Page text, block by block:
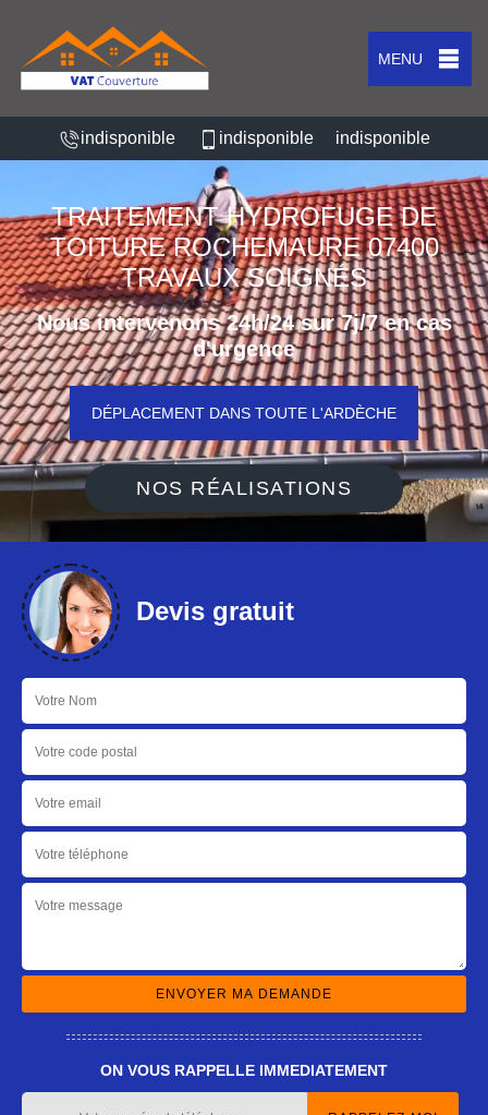
MENU
indisponible indisponible indisponible
TRAITEMENT HYDROFUGE DE
TOITURE ROCHEMAURE 07400
TRAVAUX SOIGNÉS
Nous intervenons 24h/24 sur 7j/7 en cas
d'urgence
DÉPLACEMENT DANS TOUTE L'ARDÈCHE
NOS RÉALISATIONS
Devis gratuit
ON VOUS RAPPELLE IMMEDIATEMENT